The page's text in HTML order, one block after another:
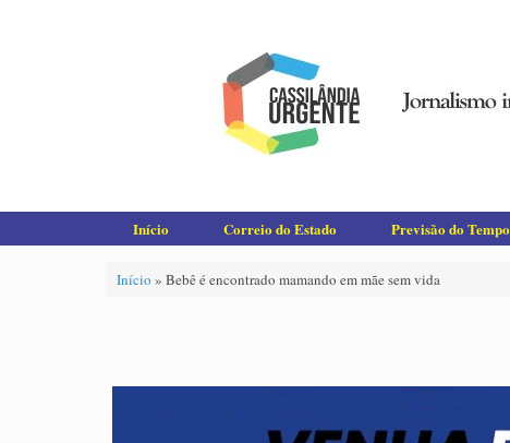
Início Correio do Estado Previsão do Tempo
Início » Bebê é encontrado mamando em mãe sem vida